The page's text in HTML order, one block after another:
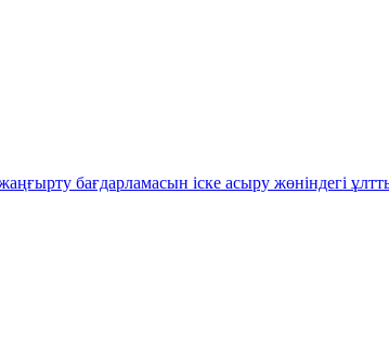
бағдарламасын іске асыру жөніндегі